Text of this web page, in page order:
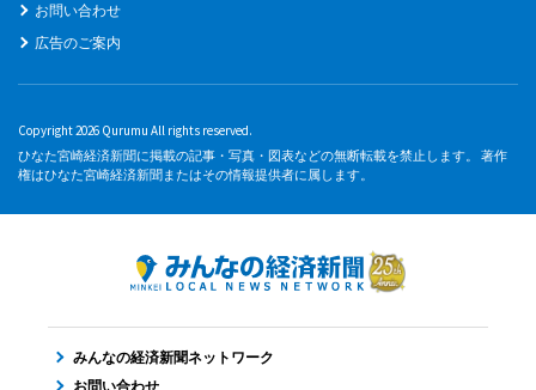
お問い合わせ
広告のご案内
Copyright 2026 Qurumu All rights reserved.
ひなた宮崎経済新聞に掲載の記事・写真・図表などの無断転載を禁止します。 著作
権はひなた宮崎経済新聞またはその情報提供者に属します。
みんなの経済新聞ネットワーク
お問い合わせ